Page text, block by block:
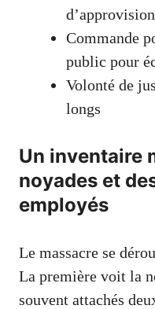
Commande
public pour
Volonté de
longs
Un inventaire
noyades et
employés
Le massacre se
La première voit la
souvent attachés